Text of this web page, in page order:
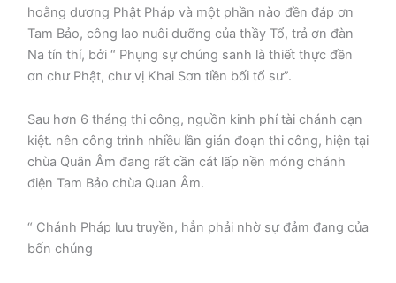
hoằng dương Phật Pháp và một phần nào đền đáp ơn
Tam Bảo, công lao nuôi dưỡng của thầy Tổ, trả ơn đàn
Na tín thí, bởi “ Phụng sự chúng sanh là thiết thực đền
ơn chư Phật, chư vị Khai Sơn tiền bối tổ sư”.
Sau hơn 6 tháng thi công, nguồn kinh phí tài chánh cạn
kiệt. nên công trình nhiều lần gián đoạn thi công, hiện tại
chùa Quân Âm đang rất cần cát lấp nền móng chánh
điện Tam Bảo chùa Quan Âm.
“ Chánh Pháp lưu truyền, hẳn phải nhờ sự đảm đang của
bốn chúng